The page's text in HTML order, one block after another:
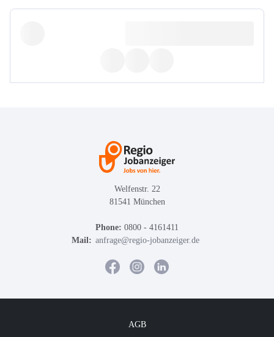
Welfenstr. 22
81541 München
Phone: 0800 - 4161411
Mail: anfrage@regio-jobanzeiger.de
AGB